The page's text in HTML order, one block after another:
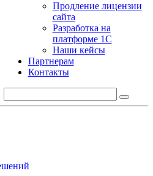
Продление лицензии
сайта
Разработка на
платформе 1С
Наши кейсы
Партнерам
Контакты